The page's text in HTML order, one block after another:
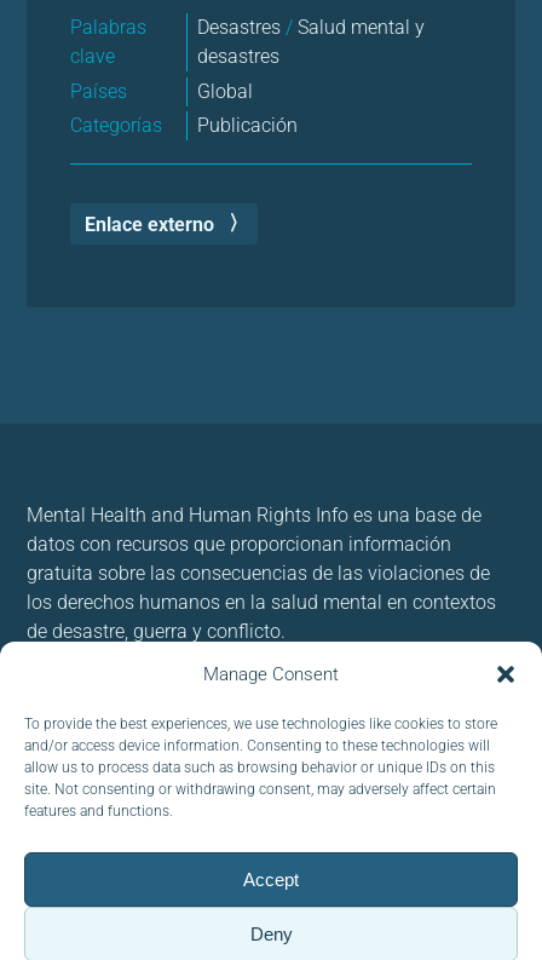
Manage Consent
To provide the best experiences, we use technologies like cookies to store
and/or access device information. Consenting to these technologies will
allow us to process data such as browsing behavior or unique IDs on this
site. Not consenting or withdrawing consent, may adversely affect certain
features and functions.
Accept
Deny
Palabras
clave
Desastres/ Salud mental y
desastres
Países
Global
Categorías
Publicación
Enlace externo
Mental Health and Human Rights Info es una base de
datos con recursos que proporcionan información
gratuita sobre las consecuencias de las violaciones de
los derechos humanos en la salud mental en contextos
de desastre, guerra y conflicto.
Usamos cookies para brindar y mejorar nuestros
Follow us:
CORREO ELECTRÓNICO :